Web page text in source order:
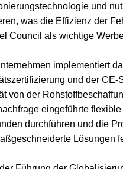
und
was die Effizienz der
Council als wichtige
implementiert
und der
von der
eingeführte
durchführen und die
Lösungen